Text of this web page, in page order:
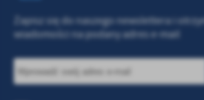
Zapisz się do naszego newslettera i
wiadomości na podany adres e-mail